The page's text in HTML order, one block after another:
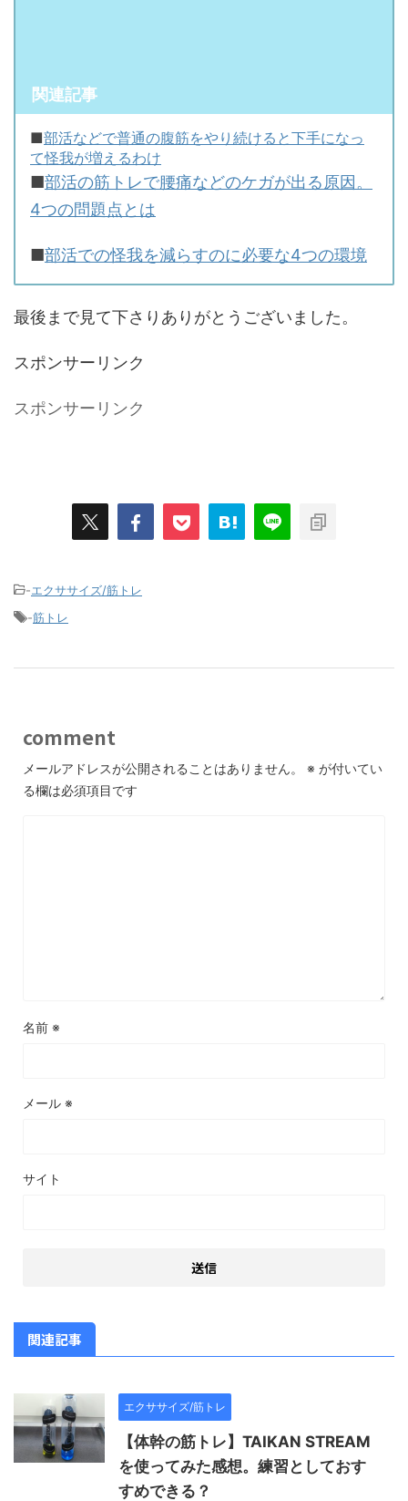
関連記事
■部活などで普通の腹筋をやり続けると下手になっ
て怪我が増えるわけ
■部活の筋トレで腰痛などのケガが出る原因。
4つの問題点とは
■部活での怪我を減らすのに必要な4つの環境
最後まで見て下さりありがとうございました。
スポンサーリンク
スポンサーリンク
-エクササイズ/筋トレ
-筋トレ
comment
メールアドレスが公開されることはありません。 ※ が付いてい
る欄は必須項目です
名前 ※
メール ※
サイト
関連記事
エクササイズ/筋トレ
【体幹の筋トレ】TAIKAN STREAM
を使ってみた感想。練習としておす
すめできる？